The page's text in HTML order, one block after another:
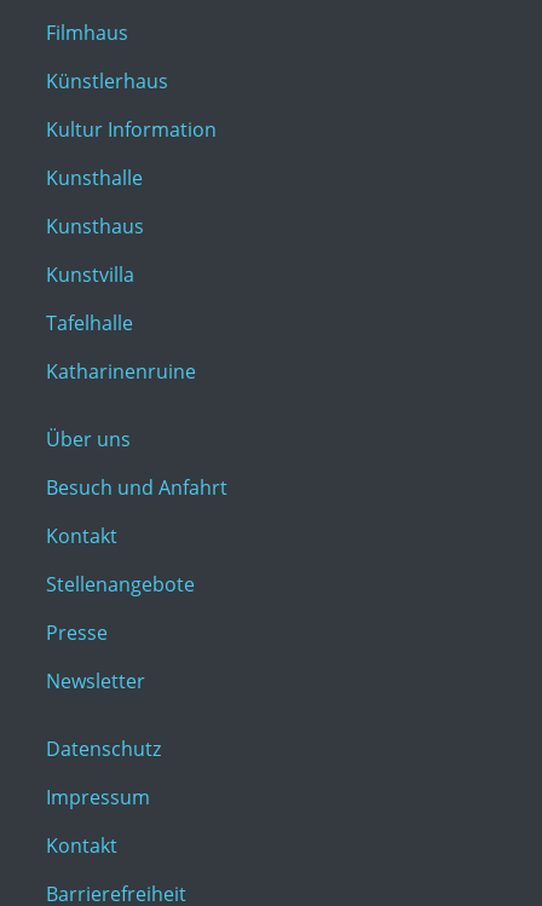
Filmhaus
Künstlerhaus
Kultur Information
Kunsthalle
Kunsthaus
Kunstvilla
Tafelhalle
Katharinenruine
Über uns
Besuch und Anfahrt
Kontakt
Stellenangebote
Presse
Newsletter
Datenschutz
Impressum
Kontakt
Barrierefreiheit